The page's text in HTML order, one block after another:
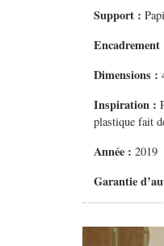
Support :
Encadrement
Dimensions :
Inspiration :
plastique fait
Année : 2019
Garantie